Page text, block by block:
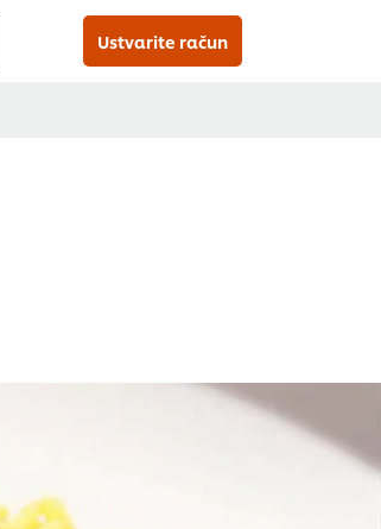
Ustvarite račun